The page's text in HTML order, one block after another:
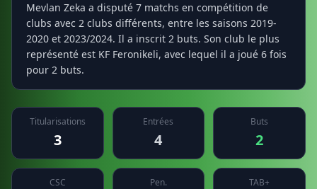
Mevlan Zeka a disputé 7 matchs en compétition de
clubs avec 2 clubs différents, entre les saisons 2019-
2020 et 2023/2024. Il a inscrit 2 buts. Son club le plus
représenté est KF Feronikeli, avec lequel il a joué 6 fois
pour 2 buts.
Titularisations
3
Entrées
4
Buts
2
CSC Pen. TAB+